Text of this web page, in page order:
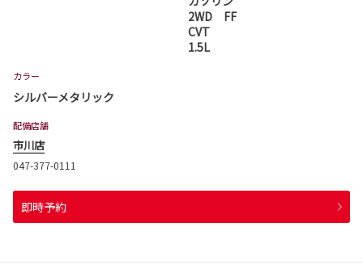
2WD FF
CVT
1.5L
カラー
シルバーメタリック
配備店舗
市川店
047-377-0111
即時予約